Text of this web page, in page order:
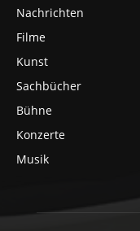
Nachrichten
Filme
Kunst
Sachbücher
Bühne
Konzerte
Musik